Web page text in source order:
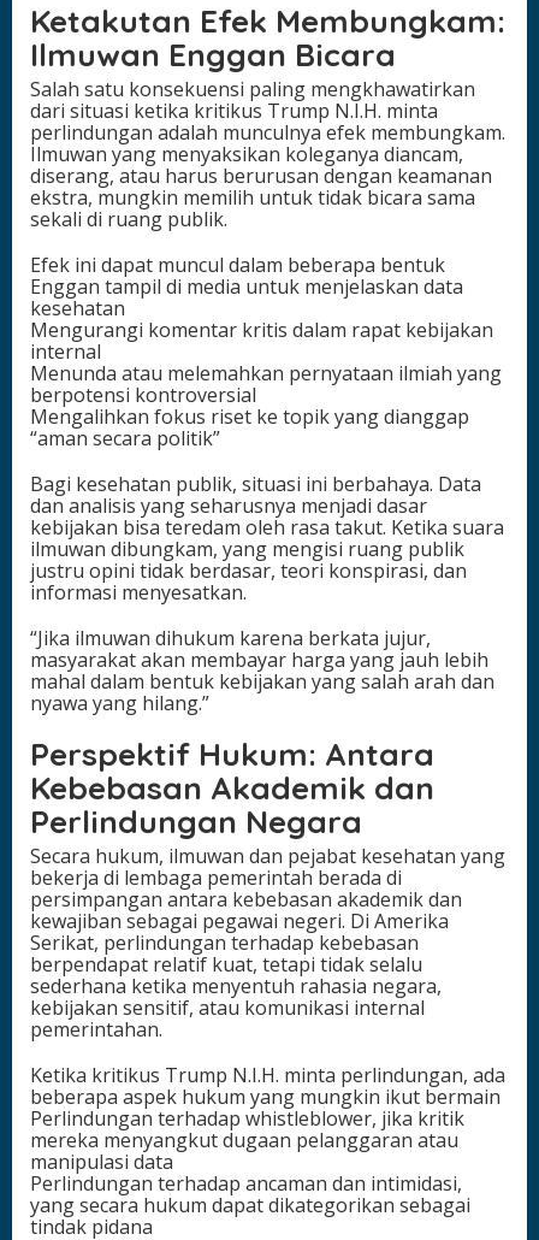
Ketakutan Efek Membungkam:
Ilmuwan Enggan Bicara
Salah satu konsekuensi paling mengkhawatirkan
dari situasi ketika kritikus Trump N.I.H. minta
perlindungan adalah munculnya efek membungkam.
Ilmuwan yang menyaksikan koleganya diancam,
diserang, atau harus berurusan dengan keamanan
ekstra, mungkin memilih untuk tidak bicara sama
sekali di ruang publik.
Efek ini dapat muncul dalam beberapa bentuk
Enggan tampil di media untuk menjelaskan data
kesehatan
Mengurangi komentar kritis dalam rapat kebijakan
internal
Menunda atau melemahkan pernyataan ilmiah yang
berpotensi kontroversial
Mengalihkan fokus riset ke topik yang dianggap
“aman secara politik”
Bagi kesehatan publik, situasi ini berbahaya. Data
dan analisis yang seharusnya menjadi dasar
kebijakan bisa teredam oleh rasa takut. Ketika suara
ilmuwan dibungkam, yang mengisi ruang publik
justru opini tidak berdasar, teori konspirasi, dan
informasi menyesatkan.
“Jika ilmuwan dihukum karena berkata jujur,
masyarakat akan membayar harga yang jauh lebih
mahal dalam bentuk kebijakan yang salah arah dan
nyawa yang hilang.”
Perspektif Hukum: Antara
Kebebasan Akademik dan
Perlindungan Negara
Secara hukum, ilmuwan dan pejabat kesehatan yang
bekerja di lembaga pemerintah berada di
persimpangan antara kebebasan akademik dan
kewajiban sebagai pegawai negeri. Di Amerika
Serikat, perlindungan terhadap kebebasan
berpendapat relatif kuat, tetapi tidak selalu
sederhana ketika menyentuh rahasia negara,
kebijakan sensitif, atau komunikasi internal
pemerintahan.
Ketika kritikus Trump N.I.H. minta perlindungan, ada
beberapa aspek hukum yang mungkin ikut bermain
Perlindungan terhadap whistleblower, jika kritik
mereka menyangkut dugaan pelanggaran atau
manipulasi data
Perlindungan terhadap ancaman dan intimidasi,
yang secara hukum dapat dikategorikan sebagai
tindak pidana